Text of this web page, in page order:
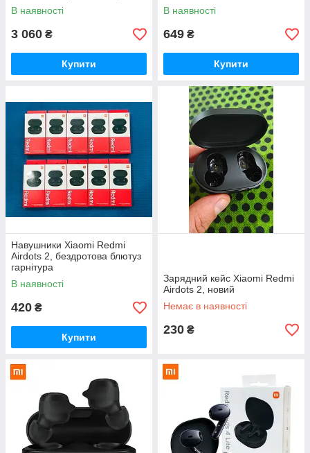
В наявності
3 060 ₴
Купити
В наявності
649 ₴
Купити
Навушники Xiaomi Redmi
Airdots 2, бездротова блютуз
гарнітура
В наявності
420 ₴
Купити
Зарядний кейс Xiaomi Redmi
Airdots 2, новий
Немає в наявності
230 ₴